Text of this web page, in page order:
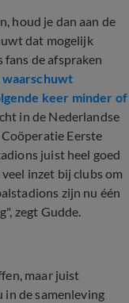
houd je dan aan de
dat mogelijk
de afspraken
keer minder of
in de Nederlandse
Eerste
juist heel goed
inzet bij clubs om
zijn nu één
zegt Gudde.
maar juist
in de samenleving